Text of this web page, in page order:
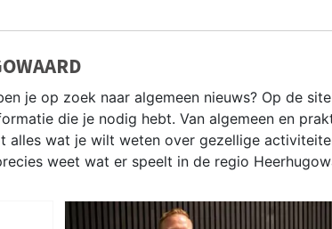
je op zoek naar algemeen nieuws? Op de
die je nodig hebt. Van algemeen en
alles wat je wilt weten over gezellige
weet wat er speelt in de regio
INFORMATIE